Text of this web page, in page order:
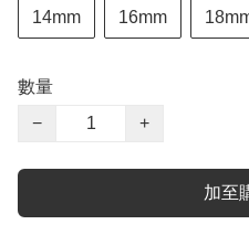
14mm 16mm
數量
−
+
加至